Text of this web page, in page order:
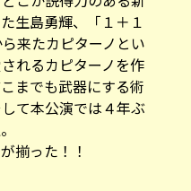
生島勇輝、「１＋１
来たカピターノとい
れるカピターノを作
までも武器にする術
て本公演では４年ぶ
揃った！！